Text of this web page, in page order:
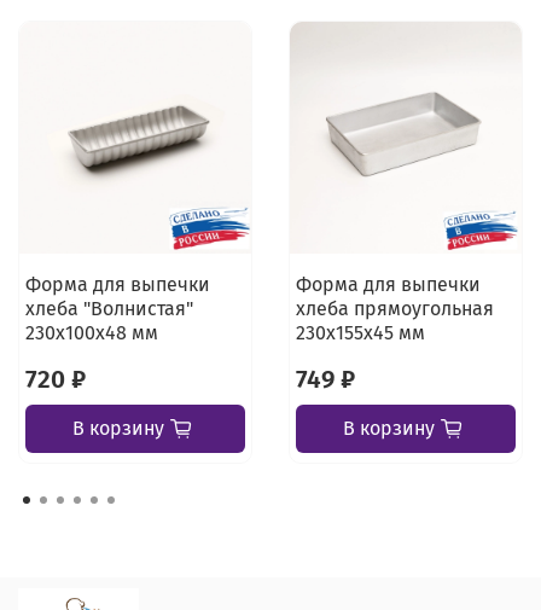
Форма для выпечки
хлеба "Волнистая"
230х100х48 мм
720 ₽
В корзину
Форма для выпечки
хлеба прямоугольная
230х155х45 мм
749 ₽
В корзину